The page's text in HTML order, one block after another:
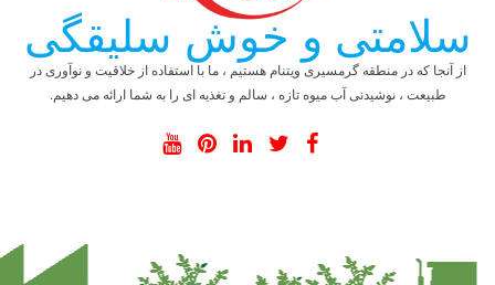
سلامتی و خوش سلیقگی
از آنجا که در منطقه گرمسیری ویتنام هستیم ، ما با استفاده از خلاقیت و نوآوری در
طبیعت ، نوشیدنی آب میوه تازه ، سالم و تغذیه ای را به شما ارائه می دهیم.